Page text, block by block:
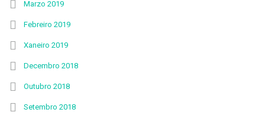
Marzo 2019
Febreiro 2019
Xaneiro 2019
Decembro 2018
Outubro 2018
Setembro 2018